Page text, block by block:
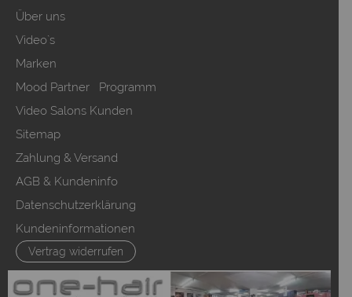
Über uns
Video`s
Marken
Mood Partner Programm
Video Salons Kunden
Sitemap
Zahlung & Versand
AGB & Kundeninfo
Datenschutzerklärung
Kundeninformationen
Vertrag widerrufen